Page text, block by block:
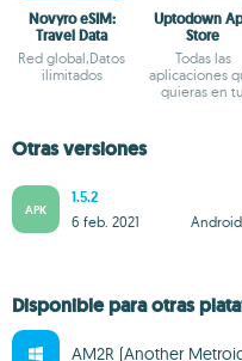
Novyro eSIM:
Travel Data
Red global,Datos
ilimitados
Uptodown
Store
Todas las
aplicaciones
quieras en tu
Otras versiones
APK
1.5.2
Android
6 feb. 2021
Disponible para otras
AM2R (Another